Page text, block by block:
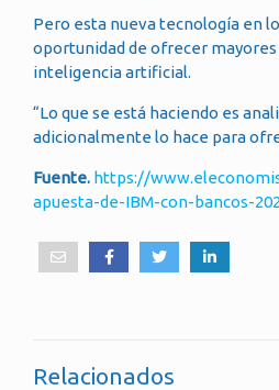
Pero esta nueva tecnología en
oportunidad de ofrecer mayores
inteligencia artificial.
“Lo que se está haciendo es
adicionalmente lo hace para
Fuente. https://
apuesta-de-IBM-con-bancos-
Relacionados